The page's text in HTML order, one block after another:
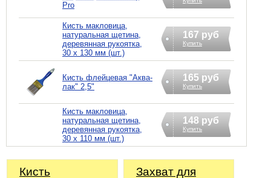
Pro
Кисть макловица,
натуральная щетина,
деревянная рукоятка,
30 х 130 мм (шт.)
167 руб
Купить
Кисть флейцевая "Аква-
лак" 2,5"
165 руб
Купить
Кисть макловица,
натуральная щетина,
деревянная рукоятка,
30 х 110 мм (шт.)
148 руб
Купить
Кисть
Захват для